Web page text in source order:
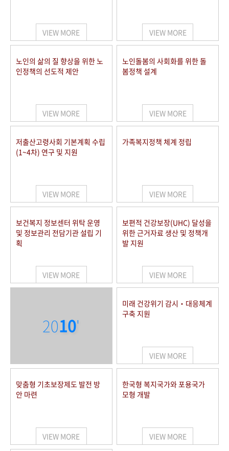
VIEW MORE VIEW MORE
노인의 삶의 질 향상을 위한 노
인정책의 선도적 제안
VIEW MORE
노인돌봄의 사회화를 위한 돌
봄정책 설계
VIEW MORE
저출산고령사회 기본계획 수립
(1~4차) 연구 및 지원
VIEW MORE
가족복지정책 체계 정립
VIEW MORE
보건복지 정보센터 위탁 운영
및 정보관리 전담기관 설립 기
획
VIEW MORE
보편적 건강보장(UHC) 달성을
위한 근거자료 생산 및 정책개
발 지원
VIEW MORE
2010'
미래 건강위기 감시‧대응체계
구축 지원
VIEW MORE
맞춤형 기초보장제도 발전 방
안 마련
VIEW MORE
한국형 복지국가와 포용국가
모형 개발
VIEW MORE